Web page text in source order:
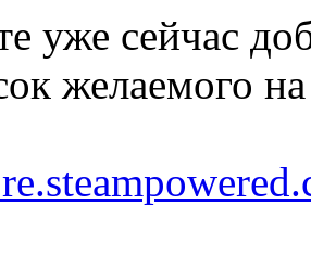
уже сейчас
желаемого